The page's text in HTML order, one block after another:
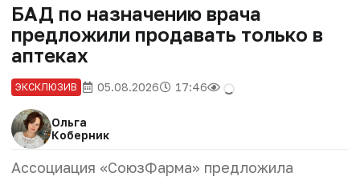
БАД по назначению врача
предложили продавать только в
аптеках
ЭКСКЛЮЗИВ 05.08.2026 17:46
Ольга
Коберник
Ассоциация «СоюзФарма» предложила